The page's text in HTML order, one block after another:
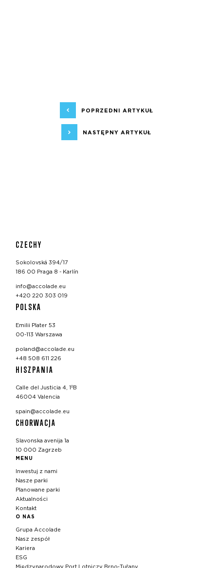
POPRZEDNI ARTYKUŁ
NASTĘPNY ARTYKUŁ
CZECHY
Sokolovská 394/17
186 00 Praga 8 - Karlín
info@accolade.eu
+420 220 303 019
POLSKA
Emilii Plater 53
00-113 Warszawa
poland@accolade.eu
+48 508 611 226
HISZPANIA
Calle del Justicia 4, 1ºB
46004 Valencia
spain@accolade.eu
CHORWACJA
Slavonska avenija 1a
10 000 Zagrzeb
MENU
Inwestuj z nami
Nasze parki
Planowane parki
Aktualności
Kontakt
O NAS
Grupa Accolade
Nasz zespół
Kariera
ESG
Międzynarodowy Port Lotniczy Brno‑Tuřany